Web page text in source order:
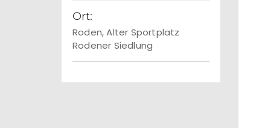
Ort:
Roden, Alter Sportplatz
Rodener Siedlung